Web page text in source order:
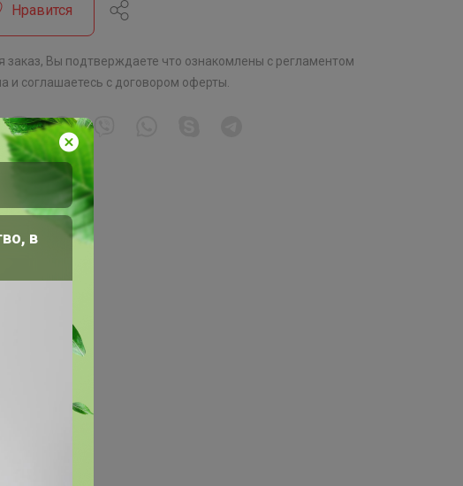
Нравится
заказ, Вы подтверждаете что ознакомлены с регламентом
и соглашаетесь с договором оферты
в